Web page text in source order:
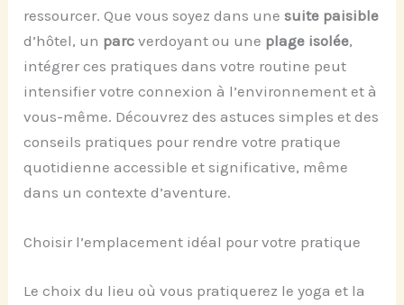
ressourcer. Que vous soyez dans unesuite paisible
d’hôtel, un parc verdoyant ou une plage isolée,
intégrer ces pratiques dans votre routine peut
intensifier votre connexion à l’environnement et à
vous-même. Découvrez des astuces simples et des
conseils pratiques pour rendre votre pratique
quotidienne accessible et significative, même
dans un contexte d’aventure.
Choisir l’emplacement idéal pour votre pratique
Le choix du lieu où vous pratiquerez le yoga et la